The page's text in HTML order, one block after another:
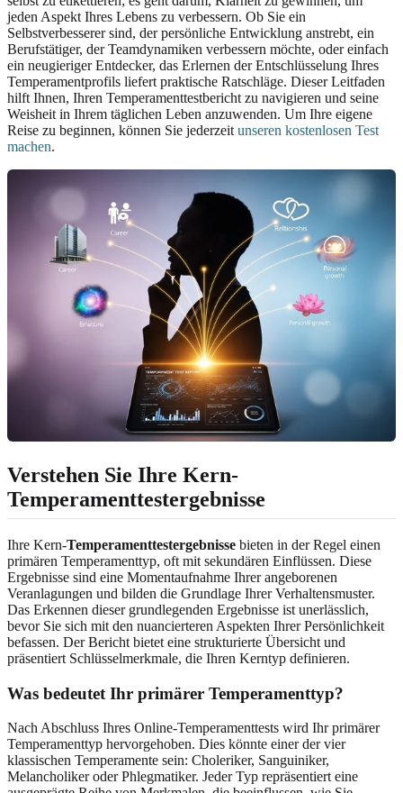
jeden Aspekt Ihres Lebens zu verbessern. Ob Sie ein
Selbstverbesserer sind, der persönliche Entwicklung anstrebt, ein
Berufstätiger, der Teamdynamiken verbessern möchte, oder einfach
ein neugieriger Entdecker, das Erlernen der Entschlüsselung Ihres
Temperamentprofils liefert praktische Ratschläge. Dieser Leitfaden
hilft Ihnen, Ihren Temperamenttestbericht zu navigieren und seine
Weisheit in Ihrem täglichen Leben anzuwenden. Um Ihre eigene
Reise zu beginnen, können Sie jederzeit unseren kostenlosen Test
machen.
Verstehen Sie Ihre Kern-
Temperamenttestergebnisse
Ihre Kern-Temperamenttestergebnisse bieten in der Regel einen
primären Temperamenttyp, oft mit sekundären Einflüssen. Diese
Ergebnisse sind eine Momentaufnahme Ihrer angeborenen
Veranlagungen und bilden die Grundlage Ihrer Verhaltensmuster.
Das Erkennen dieser grundlegenden Ergebnisse ist unerlässlich,
bevor Sie sich mit den nuancierteren Aspekten Ihrer Persönlichkeit
befassen. Der Bericht bietet eine strukturierte Übersicht und
präsentiert Schlüsselmerkmale, die Ihren Kerntyp definieren.
Was bedeutet Ihr primärer Temperamenttyp?
Nach Abschluss Ihres Online-Temperamenttests wird Ihr primärer
Temperamenttyp hervorgehoben. Dies könnte einer der vier
klassischen Temperamente sein: Choleriker, Sanguiniker,
Melancholiker oder Phlegmatiker. Jeder Typ repräsentiert eine